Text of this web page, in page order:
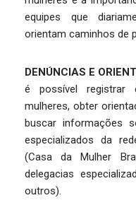
equipes que
orientam caminhos de
DENÚNCIAS E
é possível registrar
mulheres, obter
buscar informações
especializados da
(Casa da Mulher
delegacias
outros).